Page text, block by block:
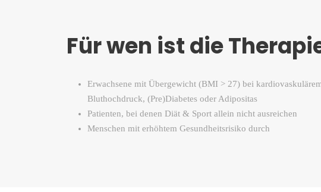
Für wen ist die
Erwachsene mit Übergewicht (BMI > 27) bei
Bluthochdruck, (Pre)Diabetes oder Adipositas
Patienten, bei denen Diät & Sport allein nicht ausreichen
Menschen mit erhöhtem Gesundheitsrisiko durch